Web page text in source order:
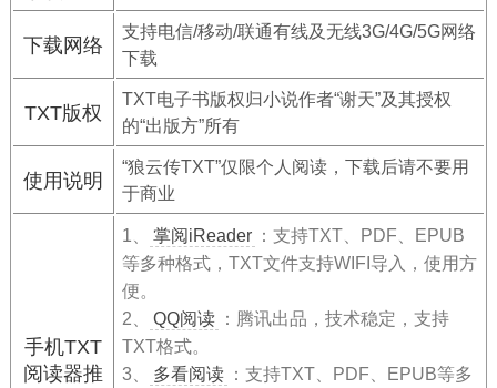
下载网络
支持电信/移动/联通有线及无线3G/4G/5G网络
下载
TXT版权
TXT电子书版权归小说作者“谢天”及其授权
的“出版方”所有
使用说明
“狼云传TXT”仅限个人阅读，下载后请不要用
于商业
手机TXT
阅读器推
1、 掌阅iReader ：支持TXT、PDF、EPUB
等多种格式，TXT文件支持WIFI导入，使用方
便。
2、
QQ阅读 ：腾讯出品，技术稳定，支持
TXT格式。
3、
多看阅读 ：支持TXT、PDF、EPUB等多